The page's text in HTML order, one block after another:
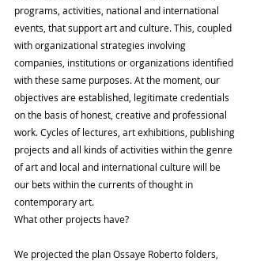
programs, activities, national and international
events, that support art and culture. This, coupled
with organizational strategies involving
companies, institutions or organizations identified
with these same purposes. At the moment, our
objectives are established, legitimate credentials
on the basis of honest, creative and professional
work. Cycles of lectures, art exhibitions, publishing
projects and all kinds of activities within the genre
of art and local and international culture will be
our bets within the currents of thought in
contemporary art.
What other projects have?
We projected the plan Ossaye Roberto folders,